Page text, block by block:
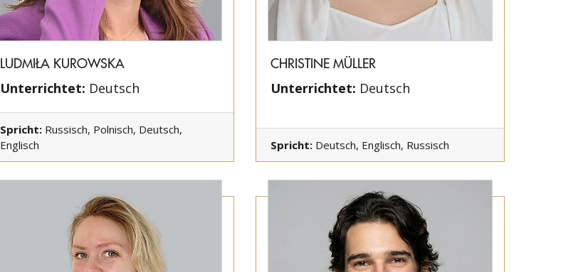
LUDMIŁA KUROWSKA
Unterrichtet: Deutsch
Spricht: Russisch, Polnisch, Deutsch,
Englisch
CHRISTINE MÜLLER
Unterrichtet: Deutsch
Spricht: Deutsch, Englisch, Russisch